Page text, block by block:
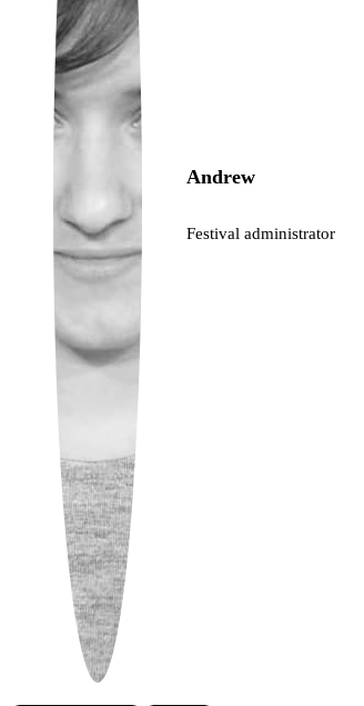
Ukrainian
Andrew
Festival administrator